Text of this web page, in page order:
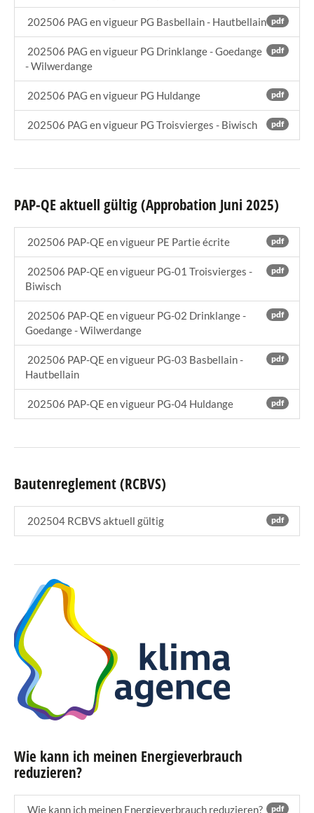
pdf
202506 PAG en vigueur PG Basbellain - Hautbellain
pdf
202506 PAG en vigueur PG Drinklange - Goedange
- Wilwerdange
pdf
202506 PAG en vigueur PG Huldange
pdf
202506 PAG en vigueur PG Troisvierges - Biwisch
PAP-QE aktuell gültig (Approbation Juni 2025)
pdf
202506 PAP-QE en vigueur PE Partie écrite
pdf
202506 PAP-QE en vigueur PG-01 Troisvierges -
Biwisch
pdf
202506 PAP-QE en vigueur PG-02 Drinklange -
Goedange - Wilwerdange
pdf
202506 PAP-QE en vigueur PG-03 Basbellain -
Hautbellain
pdf
202506 PAP-QE en vigueur PG-04 Huldange
Bautenreglement (RCBVS)
pdf
202504 RCBVS aktuell gültig
Wie kann ich meinen Energieverbrauch
reduzieren?
pdf
Wie kann ich meinen Energieverbrauch reduzieren?